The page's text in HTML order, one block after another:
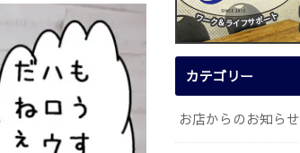
カテゴリー
お店からのお知らせ